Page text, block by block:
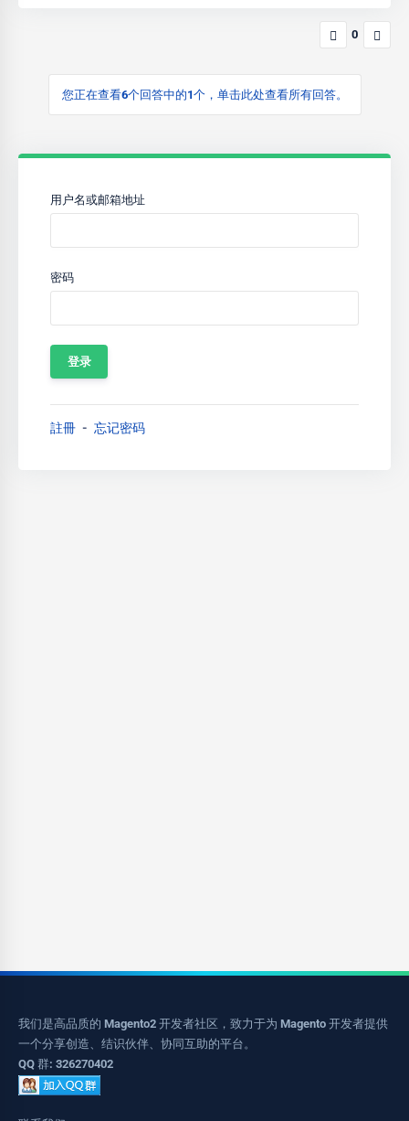
0
您正在查看6个回答中的1个，单击此处查看所有回答。
用户名或邮箱地址
密码
註冊 忘记密码
我们是高品质的 Magento2 开发者社区，致力于为 Magento 开发者提供
一个分享创造、结识伙伴、协同互助的平台。
QQ 群: 326270402